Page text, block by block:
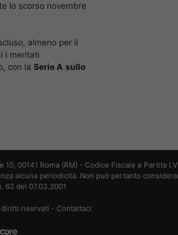
lo scorso novembre
almeno per il
i meritati
con la Serie A sullo
00141 Roma (RM) - Codice Fiscale e Partita
alcuna periodicità. Non può pertanto
62 del 07.03.2001
riservati - Contattaci